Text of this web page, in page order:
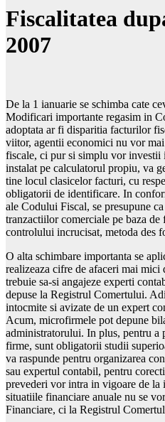
Fiscalitatea
2007
De la 1 ianuarie se schimba cate
Modificari importante regasim in
adoptata ar fi disparitia facturilor
viitor, agentii economici nu vor
fiscale, ci pur si simplu vor investii
instalat pe calculatorul propiu, va
tine locul clasicelor facturi, cu
obligatorii de identificare. In
ale Codului Fiscal, se presupune
tranzactiilor comerciale pe baza de
controlului incrucisat, metoda des
O alta schimbare importanta se
realizeaza cifre de afaceri mai mici
trebuie sa-si angajeze experti
depuse la Registrul Comertului.
intocmite si avizate de un expert
Acum, microfirmele pot depune
administratorului. In plus, pentru a
firme, sunt obligatorii studii
va raspunde pentru organizarea
sau expertul contabil, pentru
prevederi vor intra in vigoare de
situatiile financiare anuale nu se
Financiare, ci la Registrul